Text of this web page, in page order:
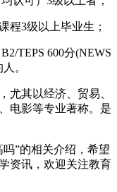
程3级以上毕业生；
TEPS 600分(NEWS
。
尤其以经济、贸易、
电影等专业著称。是
”的相关介绍，希望
资讯，欢迎关注教育